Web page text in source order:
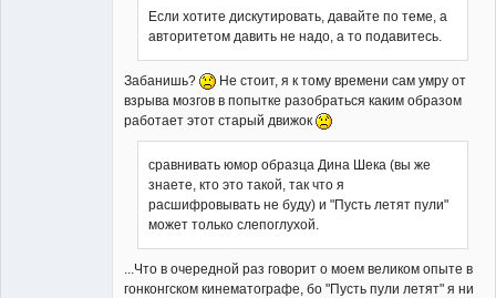
Если хотите дискутировать, давайте по теме, а
авторитетом давить не надо, а то подавитесь.
Забанишь?
Не стоит, я к тому времени сам умру от
взрыва мозгов в попытке разобраться каким образом
работает этот старый движок
сравнивать юмор образца Дина Шека (вы же
знаете, кто это такой, так что я
расшифровывать не буду) и "Пусть летят пули"
может только слепоглухой.
...Что в очередной раз говорит о моем великом опыте в
гонконгском кинематографе, бо "Пусть пули летят" я ни